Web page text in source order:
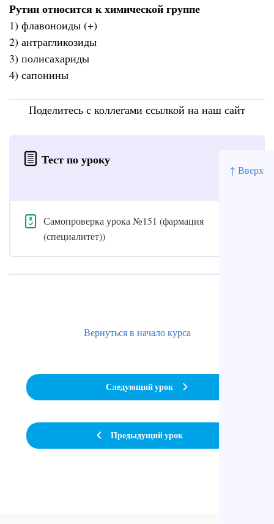
↑ Вверх
Рутин относится к химической группе
1) флавоноиды (+)
2) антрагликозиды
3) полисахариды
4) сапонины
Поделитесь с коллегами ссылкой на наш сайт
Тест по уроку
Самопроверка урока №151 (фармация
(специалитет))
Предыдущий урок
Вернуться в начало курса
Следующий урок